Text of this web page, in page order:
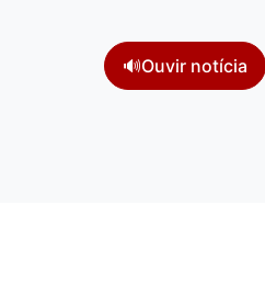
🔊Ouvir notícia